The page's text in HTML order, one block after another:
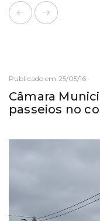
Publicado em 25/05/16
Câmara
passeios no